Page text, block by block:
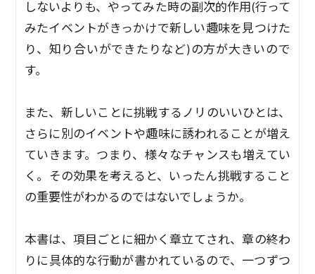
しないよりも、やってみた時の副次的作用(行って
みたイベントがきっかけで新しい趣味を見つけた
り、知り合いができたりなど)の方が大きいので
す。
また、新しいことに挑戦するノリのいいひとは、
さらに別のイベントや趣味に誘われることが増え
ていきます。つまり、様々なチャンスも増えてい
く。その効果を考えると、いったん挑戦すること
の重要性がわかるのではないでしょうか。
本書は、項目ごとに細かく章立てされ、章の終わ
りに具体的な行動が書かれているので、一つずつ